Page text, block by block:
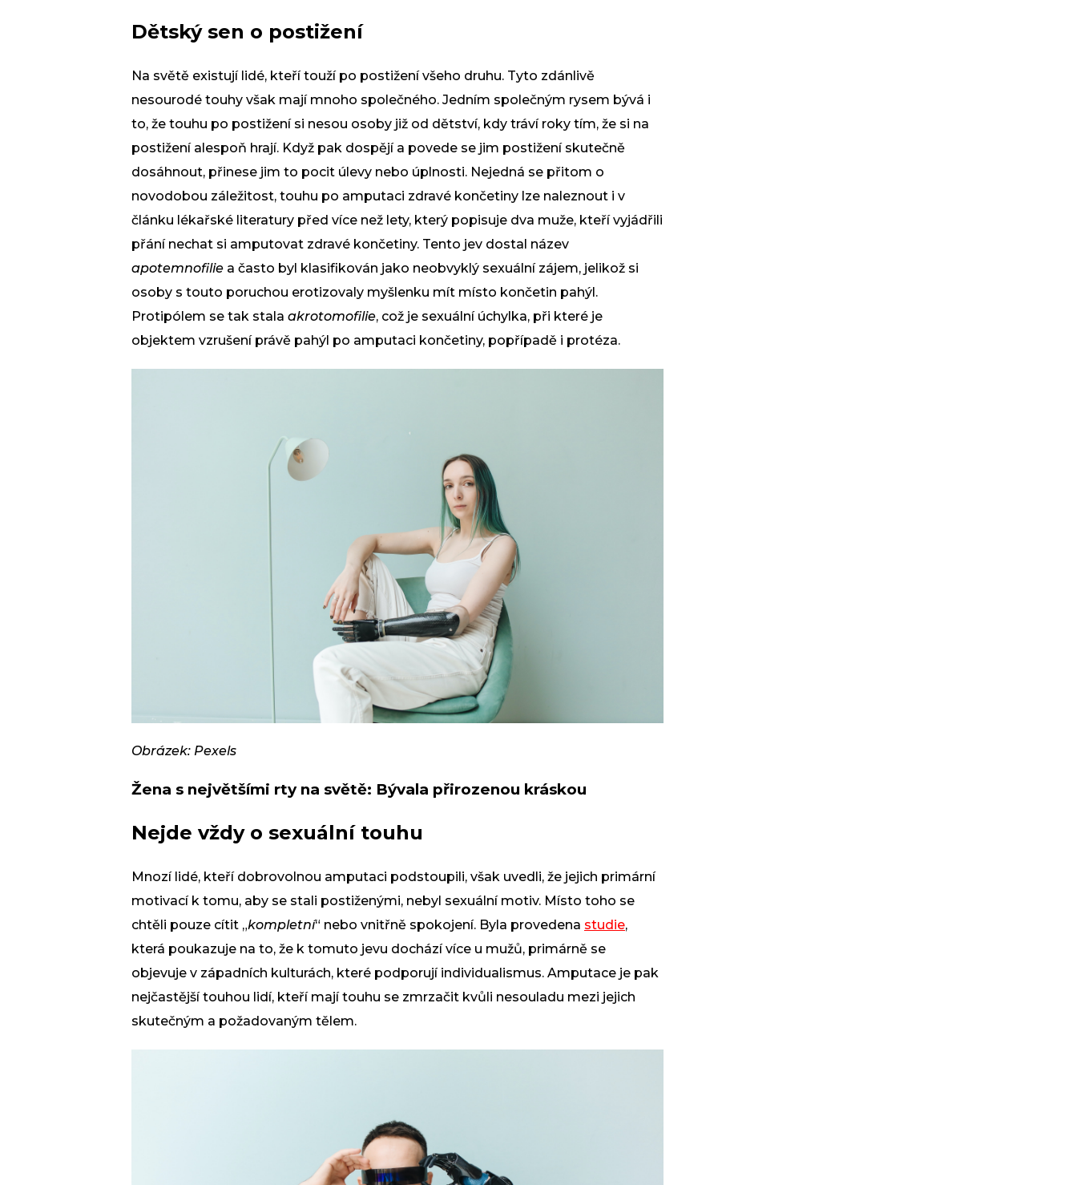
Dětský sen o postižení
Na světě existují lidé, kteří touží po postižení všeho druhu. Tyto zdánlivě
nesourodé touhy však mají mnoho společného. Jedním společným rysem bývá i
to, že touhu po postižení si nesou osoby již od dětství, kdy tráví roky tím, že si na
postižení alespoň hrají. Když pak dospějía povede se jim postižení skutečně
dosáhnout, přinese jim to pocit úlevy nebo úplnosti. Nejedná se přitom o
novodobou záležitost, touhu po amputaci zdravé končetiny lze naleznout i v
článku lékařské literatury před více než lety, který popisuje dva muže, kteří vyjádřili
přání nechat si amputovat zdravé končetiny. Tento jev dostal název
apotemnofilie a často byl klasifikován jako neobvyklý sexuálnízájem, jelikož si
osoby s touto poruchou erotizovaly myšlenku mít místo končetin pahýl.
Protipólem se tak stala akrotomofilie, což je sexuální úchylka, při které je
objektem vzrušení právě pahýl po amputaci končetiny, popřípadě i protéza.
Obrázek: Pexels
Žena s největšími rty na světě: Bývala přirozenou kráskou
Nejde vždy o sexuální touhu
Mnozí lidé, kteří dobrovolnou amputaci podstoupili, však uvedli, že jejich primární
motivací k tomu, aby se stali postiženými, nebyl sexuální motiv. Místo toho se
chtěli pouze cítit „kompletní“ nebo vnitřně spokojení. Byla provedena studie,
která poukazuje na to, že k tomuto jevu dochází více u mužů, primárně se
objevuje v západních kulturách, které podporují individualismus. Amputace je pak
nejčastější touhou lidí, kteří mají touhu se zmrzačit kvůli nesouladu mezi jejich
skutečným a požadovaným tělem.